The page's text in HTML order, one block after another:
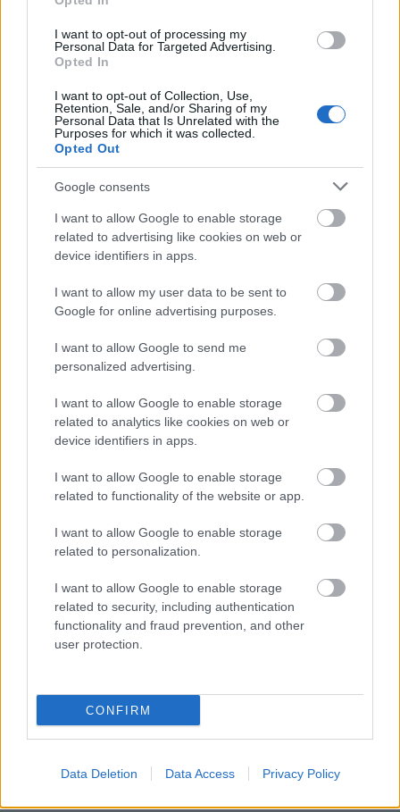
I want to opt-out of processing my
Personal Data for Targeted Advertising.
Opted In
I want to opt-out of Collection, Use,
Retention, Sale, and/or Sharing of my
Personal Data that Is Unrelated with the
Purposes for which it was collected.
Opted Out
Google consents
I want to allow Google to enable storage
related to advertising like cookies on web or
device identifiers in apps.
I want to allow my user data to be sent to
Google for online advertising purposes.
I want to allow Google to send me
personalized advertising.
I want to allow Google to enable storage
related to analytics like cookies on web or
device identifiers in apps.
I want to allow Google to enable storage
related to functionality of the website or app.
I want to allow Google to enable storage
related to personalization.
I want to allow Google to enable storage
related to security, including authentication
functionality and fraud prevention, and other
user protection.
CONFIRM
Data Deletion Data Access Privacy Policy
A Széchenyi 2020 programban elindult az "A gazdaság
fokozatváltását támogató innovatív képzések" című kiemelt
projekt, amelyet az IKK Innovatív Képzéstámogató Központ,
együttműködve valósít meg, 9 milliárd 941 millió forint vissza
nem térítendő európai uniós támogatás segítségével - közölte
az IKK pénteken az MTI-vel.
Feliratkozom a hírlevélre és elfogadom az
FELIRATKOZÁS
Országos hírek
MEGÉRKEZETT AZ ESŐ A DUNA
VÍZGYŰJTŐJÉRE
oktatás
Kecskeméten is szakirányú
Egyetem